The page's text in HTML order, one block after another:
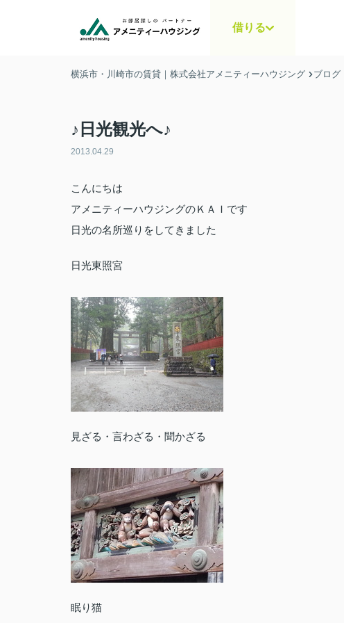
借りる
横浜市・川崎市の賃貸｜株式会社アメニティーハウジング ブログ
♪日光観光へ♪
2013.04.29
こんにちは
アメニティーハウジングのＫＡＩです
日光の名所巡りをしてきました
日光東照宮
見ざる・言わざる・聞かざる
眠り猫